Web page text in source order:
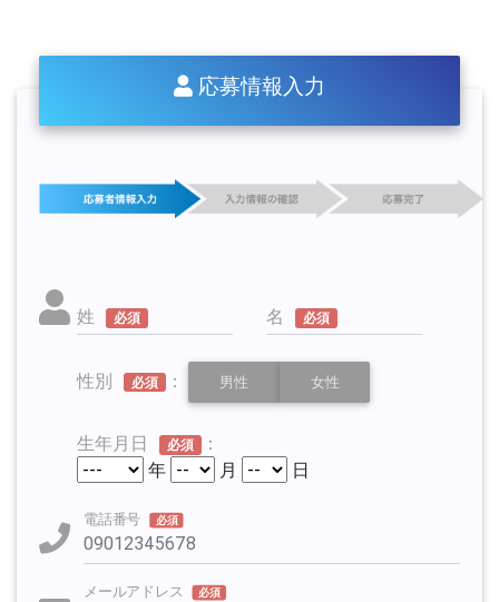
応募情報入力
姓 必須 名 必須
性別 必須 ： 男性 女性
生年月日 必須
：
年
月 日
電話番号 必須
メールアドレス 必須